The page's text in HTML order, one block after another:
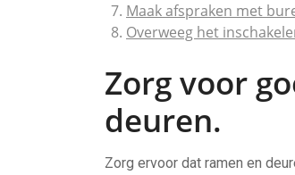
Maak afspraken met
Overweeg het
Zorg voor
deuren.
Zorg ervoor dat ramen en